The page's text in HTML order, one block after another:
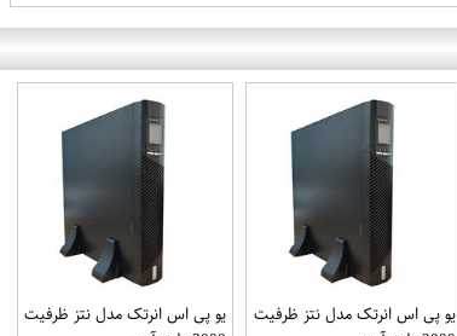
یو پی اس انرتک مدل نتز ظرفیت
یو پی اس انرتک مدل نتز ظرفیت